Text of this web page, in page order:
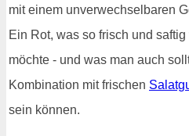
mit einem unverwechselbaren
Ein Rot, was so frisch und
möchte - und was man auch
Kombination mit frischen
sein können.